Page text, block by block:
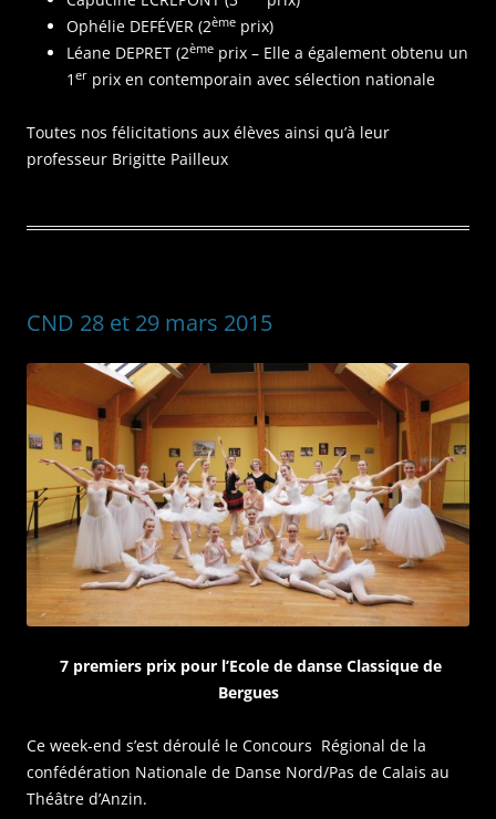
Ophélie DEFÉVER (2ème prix)
Léane DEPRET (2ème prix – Elle a également obtenu un
1 er prix en contemporain avec sélection nationale
Toutes nos félicitations aux élèves ainsi qu’à leur
professeur Brigitte Pailleux
CND 28 et 29 mars 2015
7 premiers prix pour l’Ecole de danse Classique de
Bergues
Ce week-end s’est déroulé le Concours Régional de la
confédération Nationale de Danse Nord/Pas de Calais au
Théâtre d’Anzin.